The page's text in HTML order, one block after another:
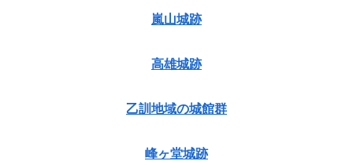
嵐山城跡
高雄城跡
乙訓地域の城館群
峰ヶ堂城跡